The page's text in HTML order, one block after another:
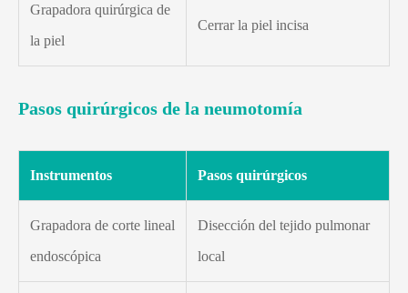
Grapadora quirúrgica de
la piel
Cerrar la piel incisa
Pasos quirúrgicos de la neumotomía
Instrumentos Pasos quirúrgicos
Grapadora de corte lineal
endoscópica
Disección del tejido pulmonar
local